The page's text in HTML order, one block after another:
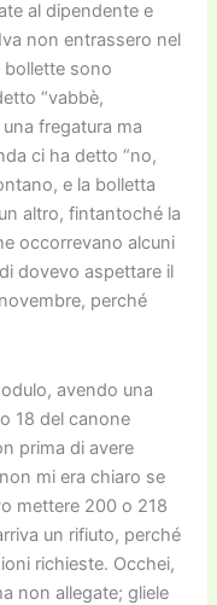
al dipendente e
non entrassero nel
bollette sono
“vabbè,
fregatura ma
ci ha detto “no,
e la bolletta
altro, fintantoché la
occorrevano alcuni
dovevo aspettare il
perché
avendo una
18 del canone
prima di avere
mi era chiaro se
mettere 200 o 218
un rifiuto, perché
richieste. Occhei,
non allegate; gliele